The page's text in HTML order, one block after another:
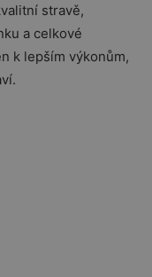
stravě,
a celkové
k lepším výkonům,